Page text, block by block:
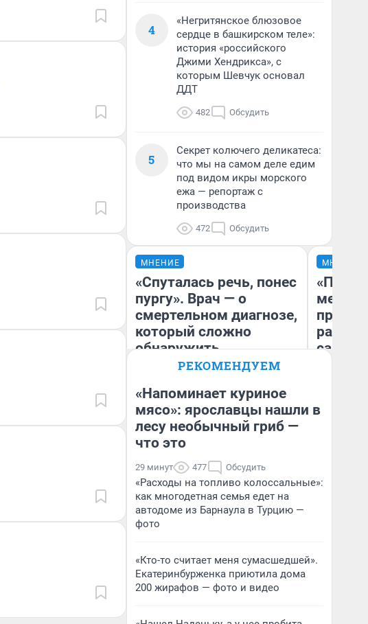
4
«Негритянское блюзовое
сердце в башкирском теле»:
история «российского
Джими Хендрикса», с
которым Шевчук основал
ДДТ
482 Обсудить
5
Секрет колючего деликатеса:
что мы на самом деле едим
под видом икры морского
ежа — репортаж с
производства
472 Обсудить
МНЕНИЕ
«Спуталась речь, понес
пургу». Врач — о
смертельном диагнозе,
который сложно
обнаружить
Ирина Волкова
Главврач клиники
«Реабилитация доктора
Волковой»
МНЕНИЕ
самом
РЕКОМЕНДУЕМ
«Напоминает куриное
мясо»: ярославцы нашли в
лесу необычный гриб —
что это
29 минут 477 Обсудить
«Расходы на топливо колоссальные»:
как многодетная семья едет на
автодоме из Барнаула в Турцию —
фото
«Кто-то считает меня сумасшедшей».
Екатеринбурженка приютила дома
200 жирафов — фото и видео